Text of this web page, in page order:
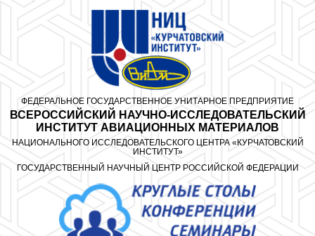
ФЕДЕРАЛЬНОЕ ГОСУДАРСТВЕННОЕ УНИТАРНОЕ ПРЕДПРИЯТИЕ
ВСЕРОССИЙСКИЙ НАУЧНО-ИССЛЕДОВАТЕЛЬСКИЙ
ИНСТИТУТ АВИАЦИОННЫХ МАТЕРИАЛОВ
НАЦИОНАЛЬНОГО ИССЛЕДОВАТЕЛЬСКОГО ЦЕНТРА «КУРЧАТОВСКИЙ
ИНСТИТУТ»
ГОСУДАРСТВЕННЫЙ НАУЧНЫЙ ЦЕНТР РОССИЙСКОЙ ФЕДЕРАЦИИ